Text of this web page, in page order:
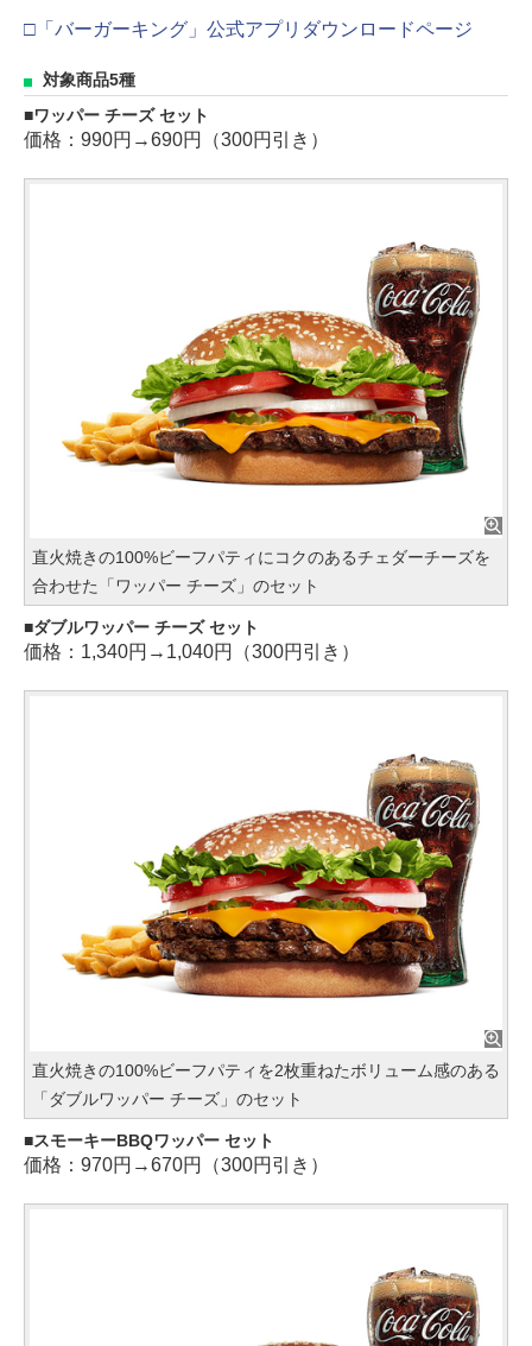
□「バーガーキング」公式アプリダウンロードページ
対象商品5種
ワッパー チーズ セット
価格：990円→690円（300円引き）
直火焼きの100%ビーフパティにコクのあるチェダーチーズを
合わせた「ワッパー チーズ」のセット
ダブルワッパー チーズ セット
価格：1,340円→1,040円（300円引き）
直火焼きの100%ビーフパティを2枚重ねたボリューム感のある
「ダブルワッパー チーズ」のセット
スモーキーBBQワッパー セット
価格：970円→670円（300円引き）